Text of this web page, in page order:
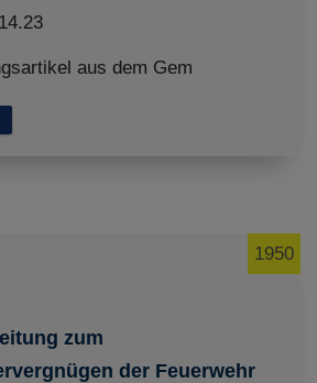
aus dem Gem
zum
der Feuerwehr
1950